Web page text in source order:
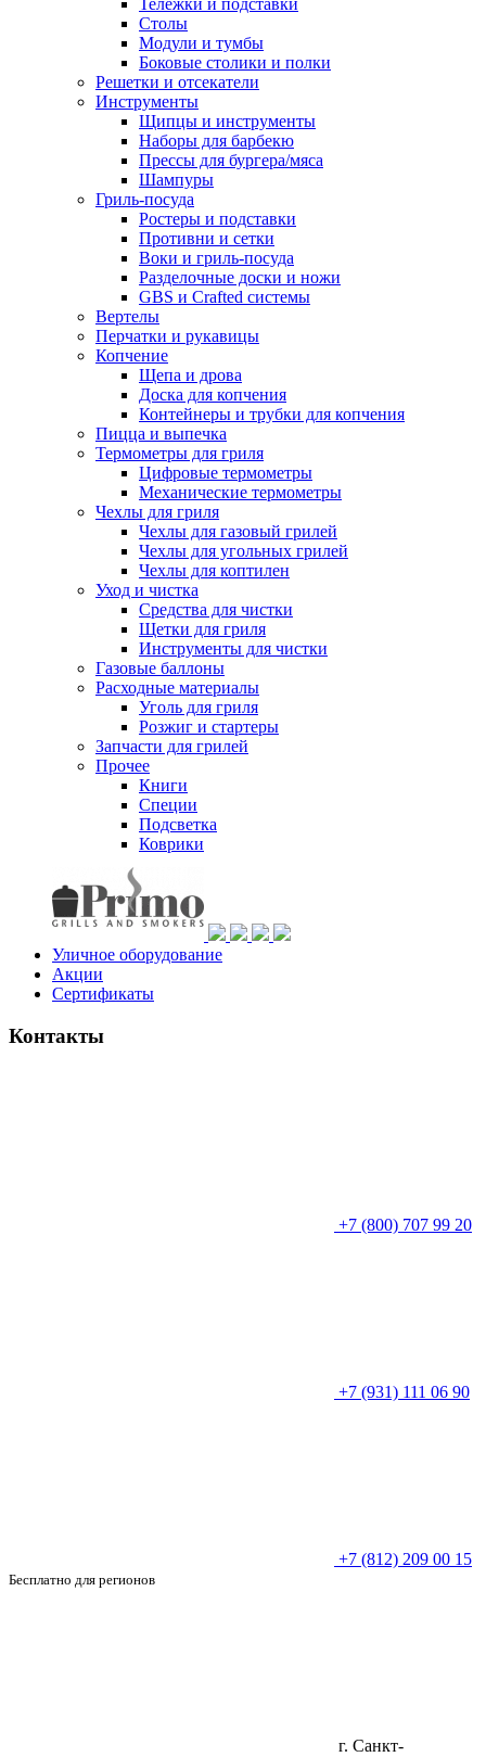
Тележки и подставки
Столы
Модули и тумбы
Боковые столики и полки
Решетки и отсекатели
Инструменты
Щипцы и инструменты
Наборы для барбекю
Прессы для бургера/мяса
Шампуры
Гриль-посуда
Ростеры и подставки
Противни и сетки
Воки и гриль-посуда
Разделочные доски и ножи
GBS и Crafted системы
Вертелы
Перчатки и рукавицы
Копчение
Щепа и дрова
Доска для копчения
Контейнеры и трубки для копчения
Пицца и выпечка
Термометры для гриля
Цифровые термометры
Механические термометры
Чехлы для гриля
Чехлы для газовый грилей
Чехлы для угольных грилей
Чехлы для коптилен
Уход и чистка
Средства для чистки
Щетки для гриля
Инструменты для чистки
Газовые баллоны
Расходные материалы
Уголь для гриля
Розжиг и стартеры
Запчасти для грилей
Прочее
Книги
Специи
Подсветка
Коврики
Уличное оборудование
Акции
Сертификаты
Контакты
+7 (800) 707 99 20
+7 (931) 111 06 90
+7 (812) 209 00 15
Бесплатно для регионов
г. Санкт-